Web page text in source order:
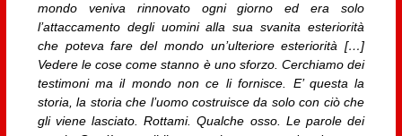
mondo veniva rinnovato ogni giorno ed era solo
l’attaccamento degli uomini alla sua svanita esteriorità
che poteva fare del mondo un’ulteriore esteriorità […]
Vedere le cose come stanno è uno sforzo. Cerchiamo dei
testimoni ma il mondo non ce li fornisce. E’ questa la
storia, la storia che l’uomo costruisce da solo con ciò che
gli viene lasciato. Rottami. Qualche osso. Le parole dei